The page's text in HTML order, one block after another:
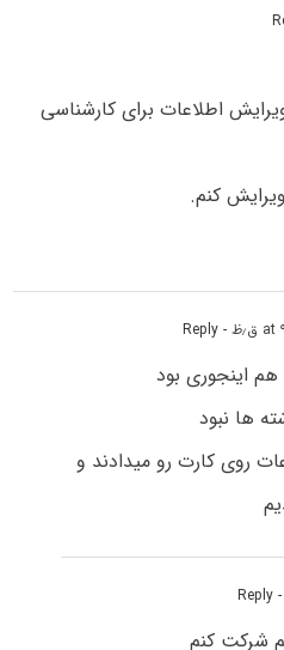
اطلاعات برای کارشناسی
کنم.
- Reply
اینجوری بود
ها نبود
روی کارت رو میدادند و
-
شرکت کنم